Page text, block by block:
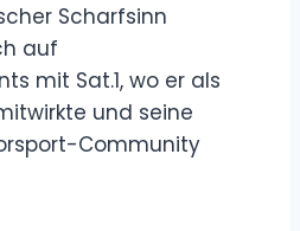
Scharfsinn
auf
mit Sat.1, wo er als
und seine
Community